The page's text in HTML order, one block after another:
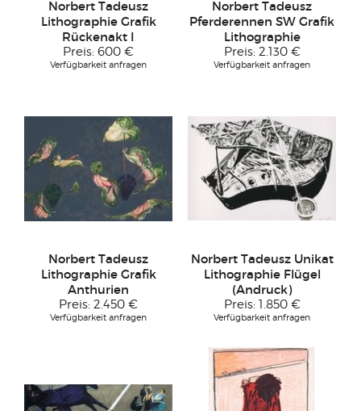
Norbert Tadeusz
Lithographie Grafik
Rückenakt I
Preis: 600 €
Verfügbarkeit anfragen
Norbert Tadeusz
Pferderennen SW Grafik
Lithographie
Preis: 2.130 €
Verfügbarkeit anfragen
Norbert Tadeusz
Lithographie Grafik
Anthurien
Preis: 2.450 €
Verfügbarkeit anfragen
Norbert Tadeusz Unikat
Lithographie Flügel
(Andruck)
Preis: 1.850 €
Verfügbarkeit anfragen